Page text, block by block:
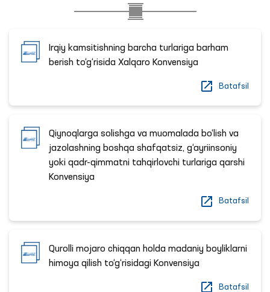
Irqiy kamsitishning barcha turlariga barham
berish to‘g‘risida Xalqaro Konvensiya
Batafsil
Qiynoqlarga solishga va muomalada bo‘lish va
jazolashning boshqa shafqatsiz, g‘ayriinsoniy
yoki qadr-qimmatni tahqirlovchi turlariga qarshi
Konvensiya
Batafsil
Qurolli mojaro chiqqan holda madaniy boyliklarni
himoya qilish to‘g‘risidagi Konvensiya
Batafsil